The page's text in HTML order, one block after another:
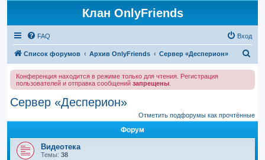
Клан OnlyFriends
FAQ Вход
Список форумов Архив OnlyFriends Сервер «Десперион»
Конференция находится в режиме только для чтения. Регистрация
пользователей и отправка сообщений запрещены
Сервер «Десперион»
Отметить подфорумы как прочтённые
Форум
Видеотека
Темы: 38